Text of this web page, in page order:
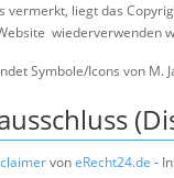
vermerkt, liegt das
wiederverwenden
Symbole/Icons von M.
voneRecht24.de -